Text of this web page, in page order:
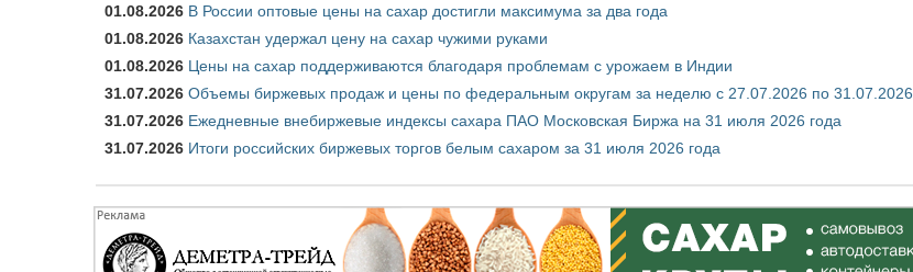
01.08.2026 В России оптовые цены на сахар достигли максимума за два года
01.08.2026 Казахстан удержал цену на сахар чужими руками
01.08.2026 Цены на сахар поддерживаются благодаря проблемам с урожаем в Индии
31.07.2026 Объемы биржевых продаж и цены по федеральным округам за неделю с 27.07.2026 по 31.07.2026
31.07.2026 Ежедневные внебиржевые индексы сахара ПАО Московская Биржа на 31 июля 2026 года
31.07.2026 Итоги российских биржевых торгов белым сахаром за 31 июля 2026 года